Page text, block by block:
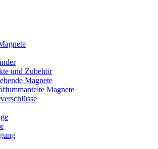
und Zubehör
Magnete
Magnete